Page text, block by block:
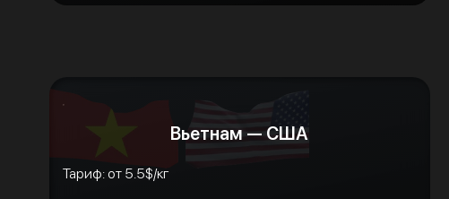
Вьетнам — США
Тариф: от 5.5$/кг